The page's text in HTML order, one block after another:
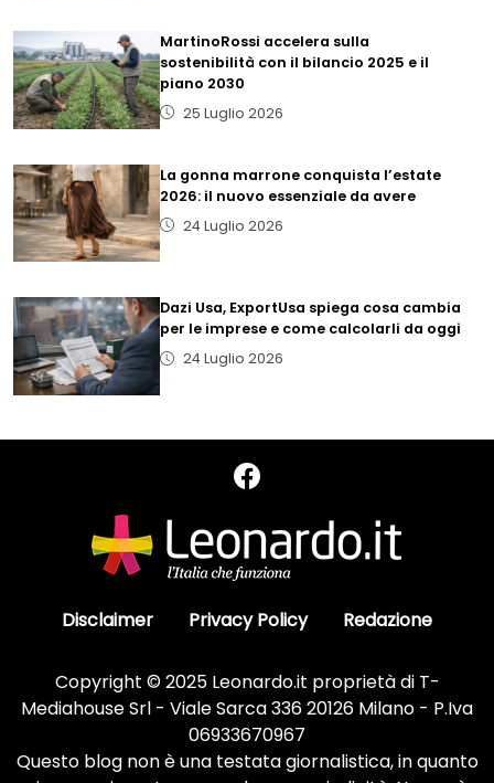
MartinoRossi accelera sulla
sostenibilità con il bilancio 2025 e il
piano 2030
25 Luglio 2026
La gonna marrone conquista l’estate
2026: il nuovo essenziale da avere
24 Luglio 2026
Dazi Usa, ExportUsa spiega cosa cambia
per le imprese e come calcolarli da oggi
24 Luglio 2026
Disclaimer Privacy Policy Redazione
Copyright © 2025 Leonardo.it proprietà di T-
Mediahouse Srl - Viale Sarca 336 20126 Milano - P.Iva
06933670967
Questo blog non è una testata giornalistica, in quanto